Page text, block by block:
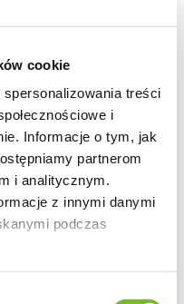
cookie
treści
i
Informacje o tym, jak
partnerom
i analitycznym.
z innymi danymi
podczas